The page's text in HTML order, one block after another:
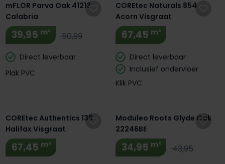
mFLOR Parva Oak 41213
Calabria
39,95 m² 50,99
Direct leverbaar
Plak PVC
COREtec Naturals 854
Acorn Visgraat
67,45 m²
Direct leverbaar
Inclusief ondervloer
Klik PVC
COREtec Authentics 138
Halifax Visgraat
67,45 m²
Moduleo Roots Glyde Oak
22246BE
34,95 m² 43,95